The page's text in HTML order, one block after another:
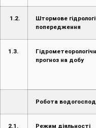
1.2.
Штормове
попередження
1.3.
прогноз на добу
Робота
2.1. Режим діяльності